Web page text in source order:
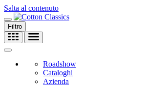
Salta al contenuto
Filtro
Roadshow
Cataloghi
Azienda